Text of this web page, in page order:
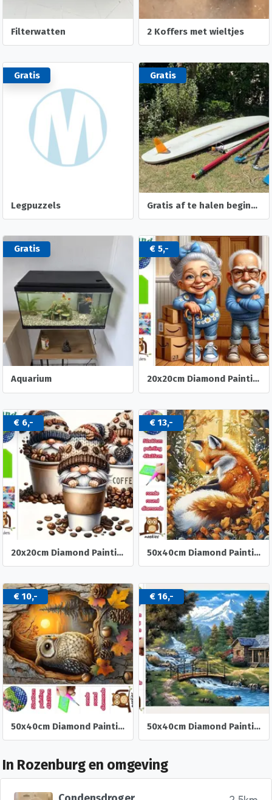
Filterwatten 2 Koffers met wieltjes
Gratis
Legpuzzels
Gratis
Gratis af te halen beginners surfplank met toebehoren
Gratis
Aquarium
€ 5,-
20x20cm Diamond Painting oud stel dozen (rond) nr 518
€ 6,-
20x20cm Diamond Painting koffie kabouters (rond) nr 516
€ 13,-
50x40cm Diamond Painting Vos in het bos (rond) nr 84
€ 10,-
50x40cm Diamond Painting herst Uil (rond) nr 83
€ 16,-
50x40cm Diamond Painting Alpen huisje (rond) nr 82
In Rozenburg en omgeving